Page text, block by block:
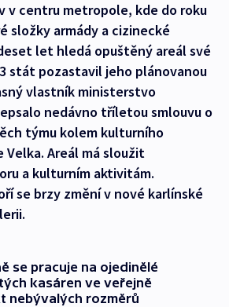
v centru metropole, kde do roku
složky armády a cizinecké
let hledá opuštěný areál své
stát pozastavil jeho plánovanou
vlastník ministerstvo
nedávno tříletou smlouvu o
týmu kolem kulturního
Velka. Areál má sloužit
a kulturním aktivitám.
se brzy změní v nové karlínské
se pracuje na ojedinělé
kasáren ve veřejně
nebývalých rozměrů